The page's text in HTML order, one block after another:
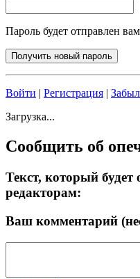
Пароль будет отправлен
Войти | Регистрация |
Загрузка...
Сообщить об
Текст, который
редакторам:
Ваш комментарий